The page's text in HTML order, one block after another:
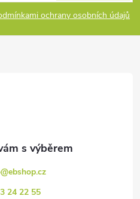
ochrany osobních údajů
@ebshop.cz
24 22 55